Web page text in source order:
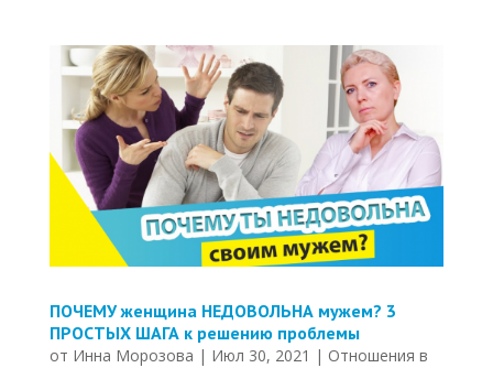
ПОЧЕМУ женщина НЕДОВОЛЬНА мужем? 3
ПРОСТЫХ ШАГА к решению проблемы
от Инна Морозова | Июл 30, 2021 | Отношения в